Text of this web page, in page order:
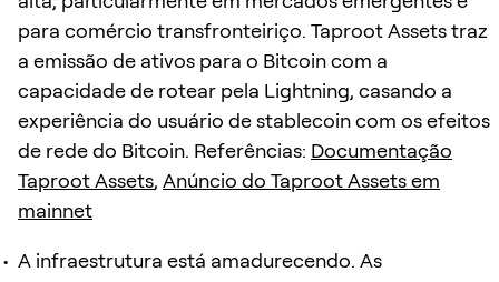
para comércio transfronteiriço. Taproot Assets traz
a emissão de ativos para o Bitcoin com a
capacidade de rotear pela Lightning, casando a
experiência do usuário de stablecoin com os efeitos
de rede do Bitcoin. Referências: Documentação
Taproot Assets, Anúncio do Taproot Assets em
mainnet
A infraestrutura está amadurecendo. As